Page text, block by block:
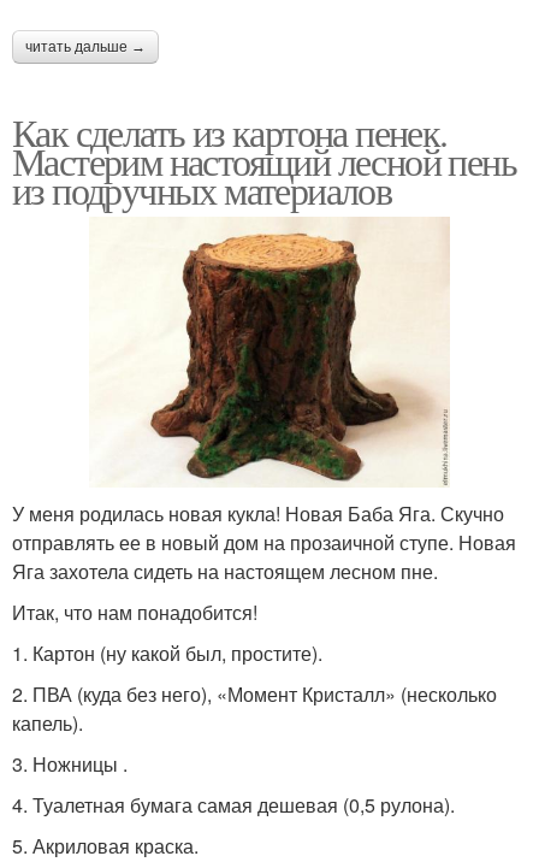
читать дальше →
Как сделать из картона пенек.
Мастерим настоящий лесной пень
из подручных материалов
У меня родилась новая кукла! Новая Баба Яга. Скучно
отправлять ее в новый дом на прозаичной ступе. Новая
Яга захотела сидеть на настоящем лесном пне.
Итак, что нам понадобится!
1. Картон (ну какой был, простите).
2. ПВА (куда без него), «Момент Кристалл» (несколько
капель).
3. Ножницы .
4. Туалетная бумага самая дешевая (0,5 рулона).
5. Акриловая краска.